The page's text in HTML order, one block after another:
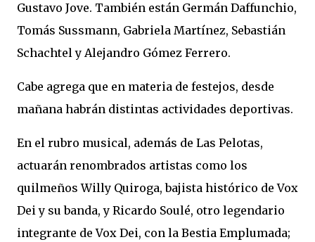
Gustavo Jove. También están Germán Daffunchio,
Tomás Sussmann, Gabriela Martínez, Sebastián
Schachtel y Alejandro Gómez Ferrero.
Cabe agrega que en materia de festejos, desde
mañana habrán distintas actividades deportivas.
En el rubro musical, además de Las Pelotas,
actuarán renombrados artistas como los
quilmeños Willy Quiroga, bajista histórico de Vox
Dei y su banda, y Ricardo Soulé, otro legendario
integrante de Vox Dei, con la Bestia Emplumada;